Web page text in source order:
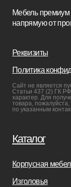
Мебель в наличии
Реставрация
Бизнесу
Дизайнерам